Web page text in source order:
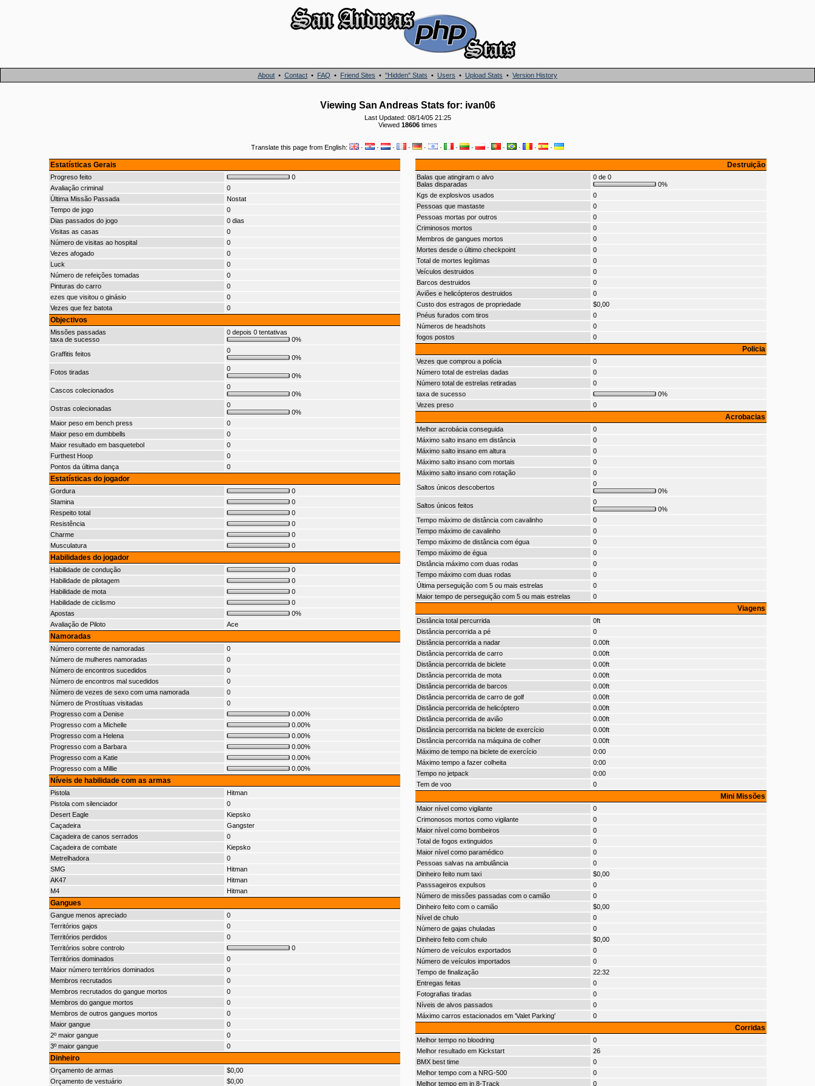
About • Contact • FAQ • Friend Sites • "Hidden" Stats • Users • Upload Stats • Version History
Viewing San Andreas Stats for: ivan06
Last Updated: 08/14/05 21:25
Viewed 18606times
Translate this page from English: · · · · · · · · · · · · ·
Estatísticas Gerais
Progreso feito
0
Avaliação criminal
0
Última Missão Passada
Nostat
Tempo de jogo
0
Dias passados do jogo
0 dias
Visitas as casas
0
Número de visitas ao hospital
0
Vezes afogado
0
Luck
0
Número de refeições tomadas
0
Pinturas do carro
0
ezes que visitou o ginásio
0
Vezes que fez batota
0
Objectivos
Missões passadas
taxa de sucesso
0 depois 0 tentativas
0%
Graffitis feitos
0
0%
Fotos tiradas
0
0%
Cascos colecionados
0
0%
Ostras colecionadas
0
0%
Maior peso em bench press
0
Maior peso em dumbbells
0
Maior resultado em basquetebol
0
Furthest Hoop
0
Pontos da última dança
0
Estatísticas do jogador
Gordura
0
Stamina
0
Respeito total
0
Resistência
0
Charme
0
Musculatura
0
Habilidades do jogador
Habilidade de condução
0
Habilidade de pilotagem
0
Habilidade de mota
0
Habilidade de ciclismo
0
Apostas
0%
Avaliação de Piloto
Ace
Namoradas
Número corrente de namoradas
0
Número de mulheres namoradas
0
Número de encontros sucedidos
0
Número de encontros mal sucedidos
0
Número de vezes de sexo com uma namorada
0
Número de Prostítuas visitadas
0
Progresso com a Denise
0.00%
Progresso com a Michelle
0.00%
Progresso com a Helena
0.00%
Progresso com a Barbara
0.00%
Progresso com a Katie
0.00%
Progresso com a Millie
0.00%
Níveis de habilidade com as armas
Pistola
Hitman
Pistola com silenciador
0
Desert Eagle
Kiepsko
Caçadeira
Gangster
Caçadeira de canos serrados
0
Caçadeira de combate
Kiepsko
Metrelhadora
0
SMG
Hitman
AK47
Hitman
M4
Hitman
Gangues
Gangue menos apreciado
0
Territórios gajos
0
Territórios perdidos
0
Territórios sobre controlo
0
Territórios dominados
0
Maior número territórios dominados
0
Membros recrutados
0
Membros recrutados do gangue mortos
0
Membros do gangue mortos
0
Membros de outros gangues mortos
0
Maior gangue
0
2º maior gangue
0
3º maior gangue
0
Dinheiro
Orçamento de armas
$0,00
Orçamento de vestuário
$0,00
Destruição
Balas que atingiram o alvo
Balas disparadas
0 de 0
0%
Kgs de explosivos usados
0
Pessoas que mastaste
0
Pessoas mortas por outros
0
Criminosos mortos
0
Membros de gangues mortos
0
Mortes desde o último checkpoint
0
Total de mortes legítimas
0
Veículos destruidos
0
Barcos destruidos
0
Aviões e helicópteros destruidos
0
Custo dos estragos de propriedade
$0,00
Pnéus furados com tiros
0
Números de headshots
0
fogos postos
0
Policia
Vezes que comprou a polícia
0
Número total de estrelas dadas
0
Número total de estrelas retiradas
0
taxa de sucesso
0%
Vezes preso
0
Acrobacias
Melhor acrobácia conseguida
0
Máximo salto insano em distância
0
Máximo salto insano em altura
0
Máximo salto insano com mortais
0
Máximo salto insano com rotação
0
Saltos únicos descobertos
0
0%
Saltos únicos feitos
0
0%
Tempo máximo de distância com cavalinho
0
Tempo máximo de cavalinho
0
Tempo máximo de distância com égua
0
Tempo máximo de égua
0
Distância máximo com duas rodas
0
Tempo máximo com duas rodas
0
Última perseguição com 5 ou mais estrelas
0
Maior tempo de perseguição com 5 ou mais estrelas
0
Viagens
Distância total percurrida
0ft
Distância percorrida a pé
0
Distância percorrida a nadar
0.00ft
Distância percorrida de carro
0.00ft
Distância percorrida de biclete
0.00ft
Distância percorrida de mota
0.00ft
Distância percorrida de barcos
0.00ft
Distância percorrida de carro de golf
0.00ft
Distância percorrida de helicóptero
0.00ft
Distância percorrida de avião
0.00ft
Distância percorrida na biclete de exercício
0.00ft
Distância percorrida na máquina de colher
0.00ft
Máximo de tempo na biclete de exercício
0:00
Máximo tempo a fazer colheita
0:00
Tempo no jetpack
0:00
Tem de voo
0
Mini Missões
Maior nível como vigilante
0
Crimonosos mortos como vigilante
0
Maior nível como bombeiros
0
Total de fogos extinguidos
0
Maior nível como paramédico
0
Pessoas salvas na ambulância
0
Dinheiro feito num taxi
$0,00
Passsageiros expulsos
0
Número de missões passadas com o camião
0
Dinheiro feito com o camião
$0,00
Nível de chulo
0
Número de gajas chuladas
0
Dinheiro feito com chulo
$0,00
Número de veículos exportados
0
Número de veículos importados
0
Tempo de finalização
22:32
Entregas feitas
0
Fotografias tiradas
0
Níveis de alvos passados
0
Máximo carros estacionados em 'Valet Parking'
0
Corridas
Melhor tempo no bloodring
0
Melhor resultado em Kickstart
26
BMX best time
0
Melhor tempo com a NRG-500
0
Melhor tempo em in 8-Track
0